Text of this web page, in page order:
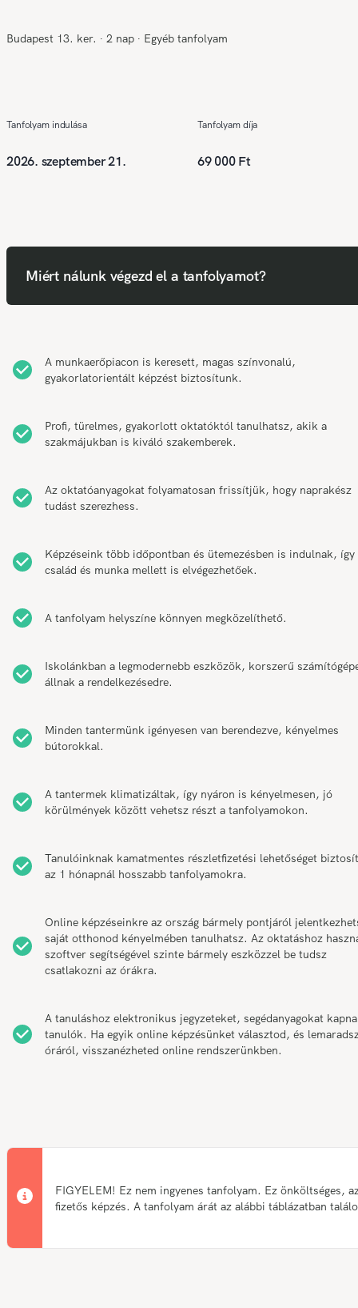
Budapest 13. ker. ∙ 2 nap ∙ Egyéb tanfolyam
Tanfolyam indulása
2026. szeptember 21.
Tanfolyam díja
69 000 Ft
Miért nálunk végezd el a tanfolyamot?
A munkaerőpiacon is keresett, magas színvonalú,
gyakorlatorientált képzést biztosítunk.
Profi, türelmes, gyakorlott oktatóktól tanulhatsz, akik a
szakmájukban is kiváló szakemberek.
Az oktatóanyagokat folyamatosan frissítjük, hogy naprakész
tudást szerezhess.
Képzéseink több időpontban és ütemezésben is indulnak, így
család és munka mellett is elvégezhetőek.
A tanfolyam helyszíne könnyen megközelíthető.
Iskolánkban a legmodernebb eszközök, korszerű
állnak a rendelkezésedre.
Minden tantermünk igényesen van berendezve, kényelmes
bútorokkal.
A tantermek klimatizáltak, így nyáron is kényelmesen, jó
körülmények között vehetsz részt a tanfolyamokon.
Tanulóinknak kamatmentes részletfizetési lehetőséget
az 1 hónapnál hosszabb tanfolyamokra.
Online képzéseinkre az ország bármely pontjáról
saját otthonod kényelmében tanulhatsz. Az oktatáshoz
szoftver segítségével szinte bármely eszközzel be tudsz
csatlakozni az órákra.
A tanuláshoz elektronikus jegyzeteket, segédanyagokat
tanulók. Ha egyik online képzésünket választod, és
óráról, visszanézheted online rendszerünkben.
FIGYELEM! Ez nem ingyenes tanfolyam. Ez önköltséges,
fizetős képzés. A tanfolyam árát az alábbi táblázatban